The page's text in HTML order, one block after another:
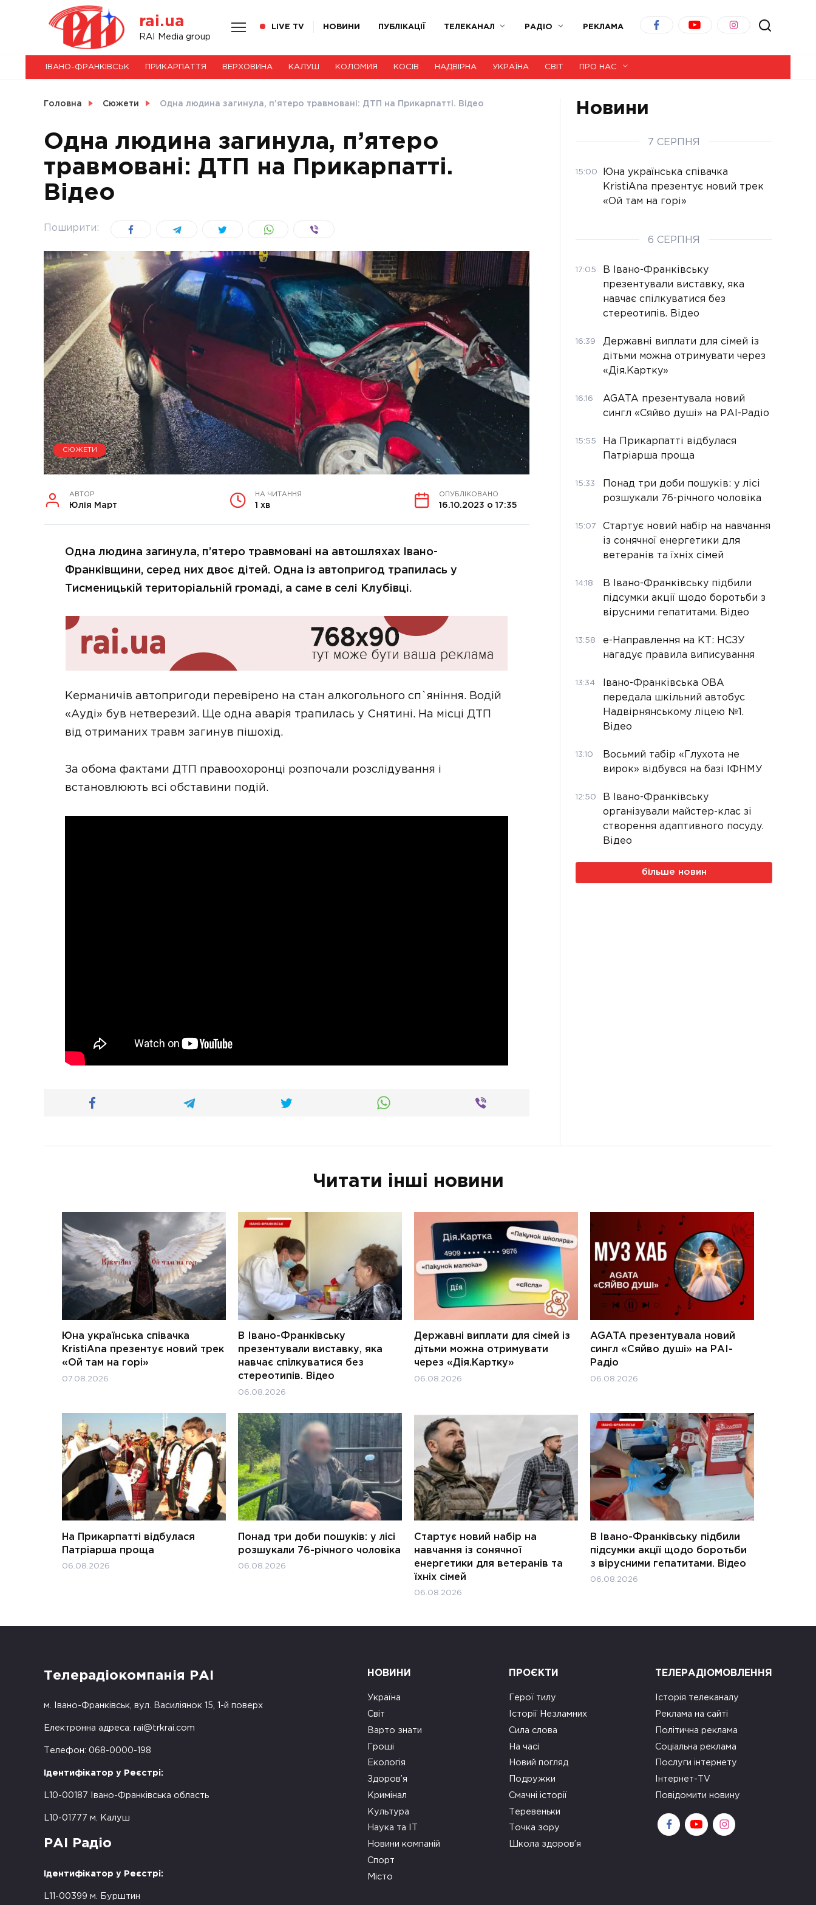
rai.ua
RAI Media group
LIVE TV НОВИНИ ПУБЛІКАЦІЇ ТЕЛЕКАНАЛ РАДІО РЕКЛАМА
НОВИНИ
СВІТ
УКРАЇНА
ІВАНО-ФРАНКІВСЬК ПРИКАРПАТТЯ ВЕРХОВИНА КАЛУШ КОЛОМИЯ КОСІВ НАДВІРНА УКРАЇНА СВІТ ПРО НАС
Головна Сюжети Одна людина загинула, п’ятеро травмовані: ДТП на Прикарпатті. Відео
Одна людина загинула, п’ятеро
травмовані: ДТП на Прикарпатті.
Відео
Поширити:
СЮЖЕТИ
АВТОР
Юлія Март
НА ЧИТАННЯ
1 хв
ОПУБЛІКОВАНО
16.10.2023 о 17:35
Одна людина загинула, п’ятеро травмовані на автошляхах Івано-
Франківщини, серед них двоє дітей. Одна із автопригод трапилась у
Тисменицькій територіальній громаді, а саме в селі Клубівці.
Керманичів автопригоди перевірено на стан алкогольного сп`яніння. Водій
«Ауді» був нетверезий. Ще одна аварія трапилась у Снятині. На місці ДТП
від отриманих травм загинув пішохід.
За обома фактами ДТП правоохоронці розпочали розслідування і
встановлюють всі обставини подій.
Новини
7 СЕРПНЯ
15:00
Юна українська співачка
KristiAna презентує новий трек
«Ой там на горі»
6 СЕРПНЯ
17:05
В Івано-Франківську
презентували виставку, яка
навчає спілкуватися без
стереотипів. Відео
16:39
Державні виплати для сімей із
дітьми можна отримувати через
«Дія.Картку»
16:16
AGATA презентувала новий
сингл «Сяйво душі» на РАІ-Радіо
15:55
На Прикарпатті відбулася
Патріарша проща
15:33
Понад три доби пошуків: у лісі
розшукали 76-річного чоловіка
15:07
Стартує новий набір на навчання
із сонячної енергетики для
ветеранів та їхніх сімей
14:18
В Івано-Франківську підбили
підсумки акції щодо боротьби з
вірусними гепатитами. Відео
13:58
е-Направлення на КТ: НСЗУ
нагадує правила виписування
13:34
Івано-Франківська ОВА
передала шкільний автобус
Надвірнянському ліцею №1.
Відео
13:10
Восьмий табір «Глухота не
вирок» відбувся на базі ІФНМУ
12:50
В Івано-Франківську
організували майстер-клас зі
створення адаптивного посуду.
Відео
більше новин
Читати інші новини
Юна українська співачка
KristiAna презентує новий трек
«Ой там на горі»
07.08.2026
В Івано-Франківську
презентували виставку, яка
навчає спілкуватися без
стереотипів. Відео
06.08.2026
Державні виплати для сімей із
дітьми можна отримувати
через «Дія.Картку»
06.08.2026
AGATA презентувала новий
сингл «Сяйво душі» на РАІ-
Радіо
06.08.2026
На Прикарпатті відбулася
Патріарша проща
06.08.2026
Понад три доби пошуків: у лісі
розшукали 76-річного чоловіка
06.08.2026
Стартує новий набір на
навчання із сонячної
енергетики для ветеранів та
їхніх сімей
06.08.2026
В Івано-Франківську підбили
підсумки акції щодо боротьби
з вірусними гепатитами. Відео
06.08.2026
Телерадіокомпанія РАІ
м. Івано-Франківськ, вул. Василіянок 15, 1-й поверх
Електронна адреса: rai@trkrai.com
Телефон: 068-0000-198
Ідентифікатор у Реєстрі:
L10-00187 Івано-Франківська область
L10-01777 м. Калуш
РАІ Радіо
Ідентифікатор у Реєстрі:
L11-00399 м. Бурштин
НОВИНИ
Україна
Світ
Варто знати
Гроші
Екологія
Здоров’я
Кримінал
Культура
Наука та ІТ
Новини компаній
Спорт
Місто
ПРОЄКТИ
Герої тилу
Історії Незламних
Сила слова
На часі
Новий погляд
Подружки
Смачні історії
Теревеньки
Точка зору
Школа здоров’я
ТЕЛЕРАДІОМОВЛЕННЯ
Історія телеканалу
Реклама на сайті
Політична реклама
Соціальна реклама
Послуги інтернету
Інтернет-TV
Повідомити новину